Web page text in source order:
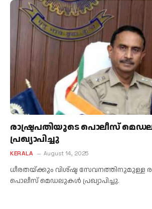
രാഷ്ട്രപതിയുടെ പൊലീസ്
പ്രഖ്യാപിച്ചു
KERALA August 14, 2025
ധീരതയ്ക്കും വിശ്ഷ്ട സേവനത്തിനുമുള്ള
പൊലീസ് മെഡലുകൾ പ്രഖ്യാപിച്ചു.